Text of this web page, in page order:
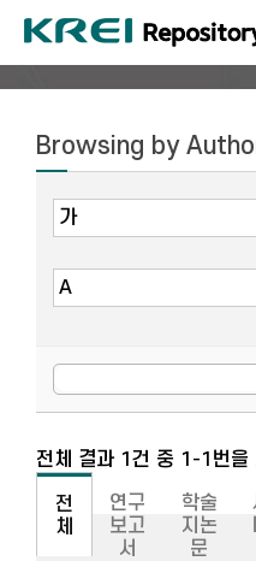
Browsing by
전체 결과 1건 중 1-1번을
전
체
연구
보고
서
학술
지논
문